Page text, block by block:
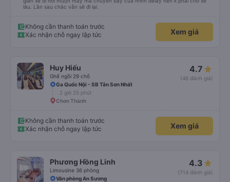
lâu. Lần sau chắc vẫn sẽ đi lại.
Không cần thanh toán trước
Xác nhận chỗ ngay lập tức
Xem giá
Huy Hiếu
Ghế ngồi 29 chỗ
4.7
(46 đánh giá)
Ga Quốc Nội - SB Tân Sơn Nhất
2 giờ 25 phút
Chơn Thành
Không cần thanh toán trước
Xác nhận chỗ ngay lập tức
Xem giá
Phương Hồng Linh
Limousine 36 phòng
4.3
(714 đánh giá)
Văn phòng An Sương